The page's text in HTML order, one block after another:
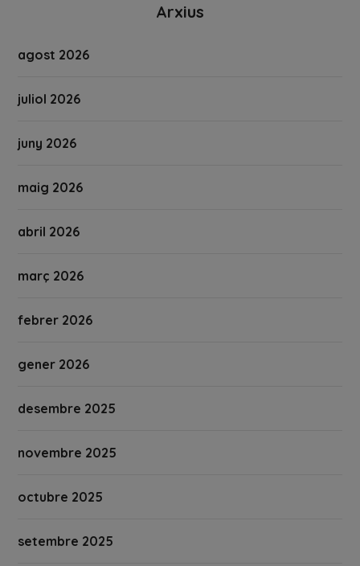
Arxius
agost 2026
juliol 2026
juny 2026
maig 2026
abril 2026
març 2026
febrer 2026
gener 2026
desembre 2025
novembre 2025
octubre 2025
setembre 2025